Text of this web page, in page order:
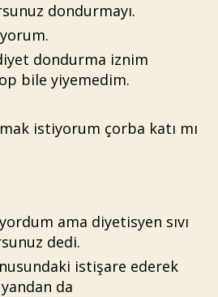
dondurmayı.
dondurma iznim
bile yiyemedim.
istiyorum çorba katı mı
ama diyetisyen sıvı
dedi.
istişare ederek
da